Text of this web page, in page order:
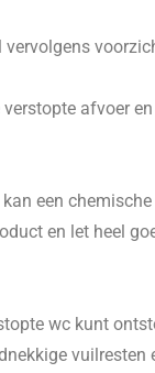
afvoer
een
en let heel
wc kunt